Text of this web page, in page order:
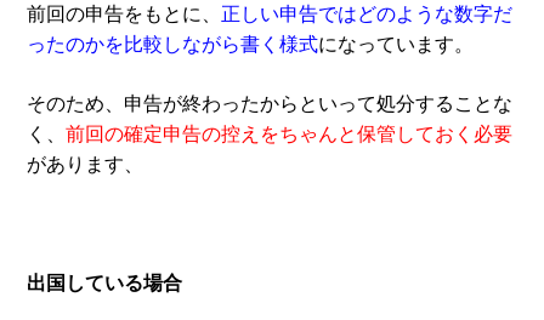
前回の申告をもとに、 正しい申告ではどのような数字だ
ったのかを比較しながら書く様式になっています。
そのため、申告が終わったからといって処分することな
く、前回の確定申告の控えをちゃんと保管しておく必要
があります、
出国している場合